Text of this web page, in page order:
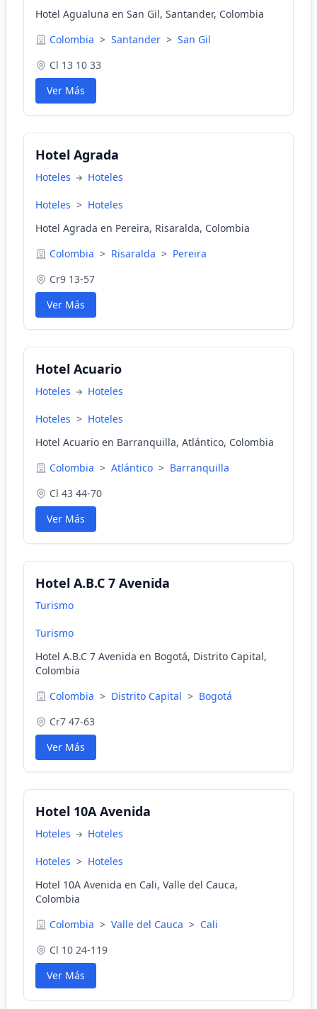
Hotel Agualuna en San Gil, Santander, Colombia
Colombia > Santander > San Gil
Cl 13 10 33
Ver Más
Hotel Agrada
Hoteles Hoteles
Hoteles > Hoteles
Hotel Agrada en Pereira, Risaralda, Colombia
Colombia > Risaralda > Pereira
Cr9 13-57
Ver Más
Hotel Acuario
Hoteles Hoteles
Hoteles > Hoteles
Hotel Acuario en Barranquilla, Atlántico, Colombia
Colombia > Atlántico > Barranquilla
Cl 43 44-70
Ver Más
Hotel A.B.C 7 Avenida
Turismo
Turismo
Hotel A.B.C 7 Avenida en Bogotá, Distrito Capital,
Colombia
Colombia > Distrito Capital > Bogotá
Cr7 47-63
Ver Más
Hotel 10A Avenida
Hoteles Hoteles
Hoteles > Hoteles
Hotel 10A Avenida en Cali, Valle del Cauca,
Colombia
Colombia > Valle del Cauca > Cali
Cl 10 24-119
Ver Más